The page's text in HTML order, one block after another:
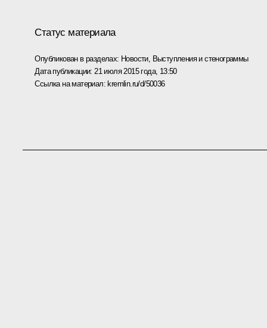
Статус материала
Опубликован в разделах: Новости, Выступления и стенограммы
Дата публикации: 21 июля 2015 года, 13:50
Ссылка на материал: kremlin.ru/d/50036